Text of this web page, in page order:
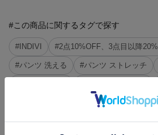
#この商品に関するタグで探す
#INDIVI #2点10%OFF、3点目以降
#パンツ 洗える #パンツ ストレッチ
#パンツ 今日は凛とした
#パンツ 清潔感 #パンツ ゴム仕様 #